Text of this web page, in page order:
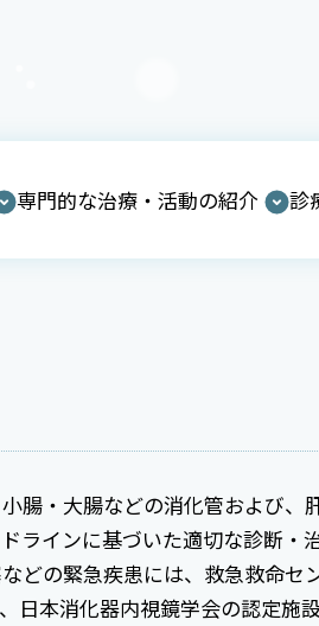
専門的な治療・活動の紹介 診
腸・大腸などの消化管および、
ラインに基づいた適切な診断・
どの緊急疾患には、救急救命セ
日本消化器内視鏡学会の認定施